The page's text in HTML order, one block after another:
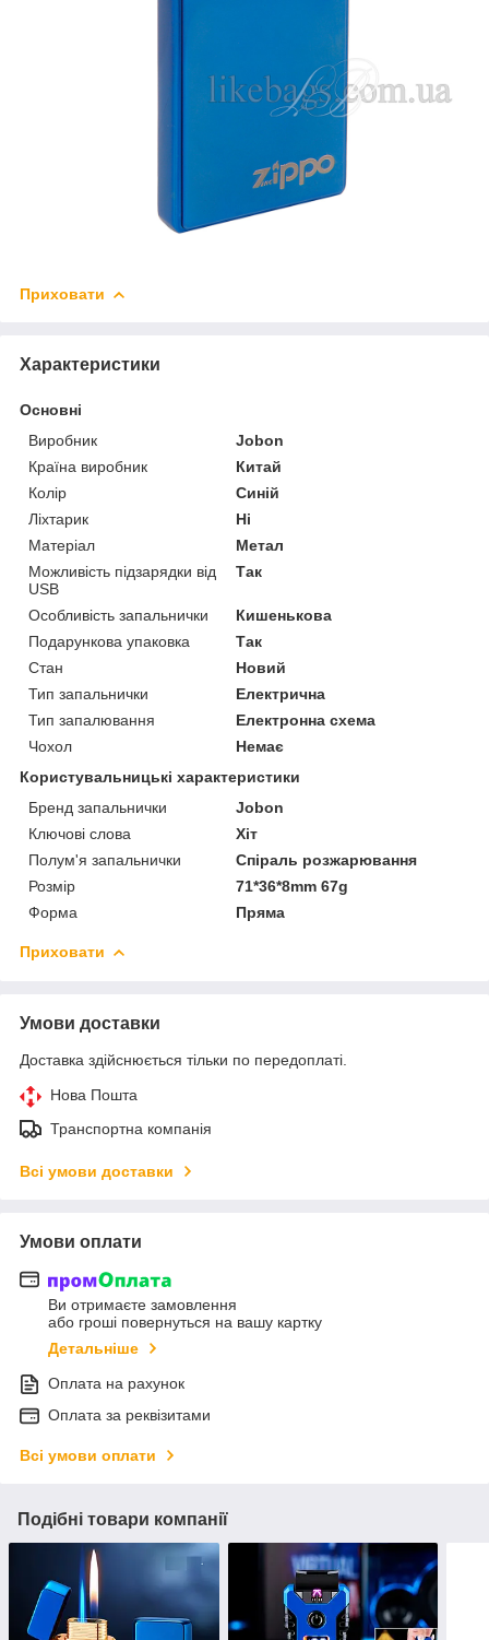
Приховати
Характеристики
Основні
Виробник
Jobon
Країна виробник
Китай
Колір
Синій
Ліхтарик
Ні
Матеріал
Метал
Можливість підзарядки від
USB
Так
Особливість запальнички
Кишенькова
Подарункова упаковка
Так
Стан
Новий
Тип запальнички
Електрична
Тип запалювання
Електронна схема
Чохол
Немає
Користувальницькі характеристики
Бренд запальнички
Jobon
Ключові слова
Хіт
Полум'я запальнички
Спіраль розжарювання
Розмір
71*36*8mm 67g
Форма
Пряма
Приховати
Умови доставки
Доставка здійснюється тільки по передоплаті.
Нова Пошта
Транспортна компанія
Всі умови доставки
Умови оплати
Ви отримаєте замовлення
або гроші повернуться на вашу картку
Детальніше
Оплата на рахунок
Оплата за реквізитами
Всі умови оплати
Подібні товари компанії